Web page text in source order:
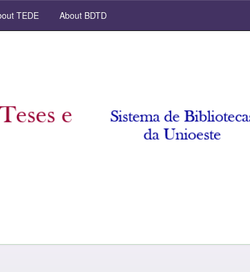
TEDE About BDTD